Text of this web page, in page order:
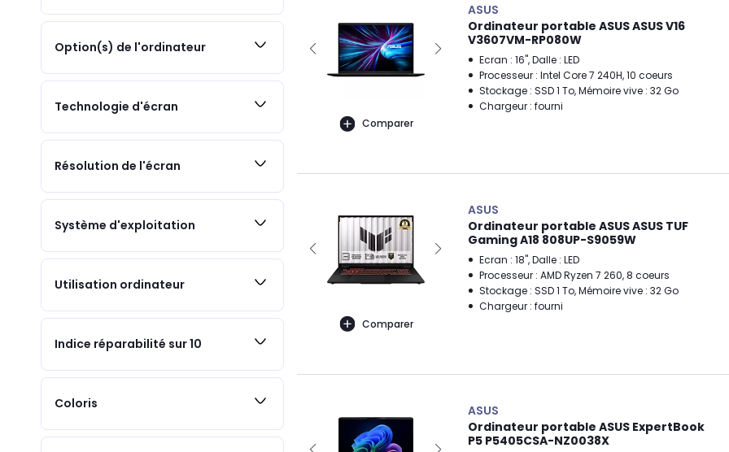
Option(s) de l'ordinateur
Technologie d'écran
Résolution de l'écran
Système d'exploitation
Utilisation ordinateur
Indice réparabilité sur 10
Coloris
Comparer
ASUS
Ordinateur portable ASUS ASUS V16
V3607VM-RP080W
Ecran : 16", Dalle : LED
Processeur : Intel Core 7 240H, 10 coeurs
Stockage : SSD 1 To, Mémoire vive : 32 Go
Chargeur : fourni
Comparer
ASUS
Ordinateur portable ASUS ASUS TUF
Gaming A18 808UP-S9059W
Ecran : 18", Dalle : LED
Processeur : AMD Ryzen 7 260, 8 coeurs
Stockage : SSD 1 To, Mémoire vive : 32 Go
Chargeur : fourni
ASUS
Ordinateur portable ASUS ExpertBook
P5 P5405CSA-NZ0038X